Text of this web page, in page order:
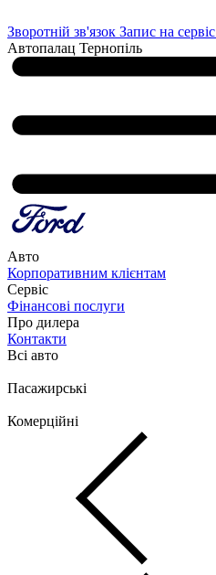
Зворотній зв'язок Запис на сервіс
Автопалац Тернопіль
Авто
Корпоративним клієнтам
Сервіс
Фінансові послуги
Про дилера
Контакти
Всі авто
Пасажирські
Комерційні